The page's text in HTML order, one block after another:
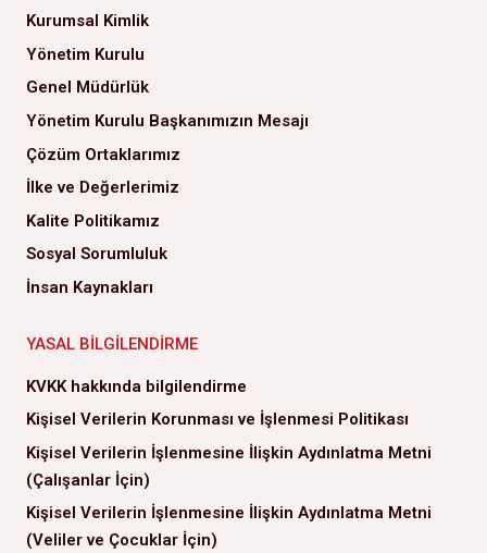
Kurumsal Kimlik
Yönetim Kurulu
Genel Müdürlük
Yönetim Kurulu Başkanımızın Mesajı
Çözüm Ortaklarımız
İlke ve Değerlerimiz
Kalite Politikamız
Sosyal Sorumluluk
İnsan Kaynakları
YASAL BILGILENDIRME
KVKK hakkında bilgilendirme
Kişisel Verilerin Korunması ve İşlenmesi Politikası
Kişisel Verilerin İşlenmesine İlişkin Aydınlatma Metni
(Çalışanlar İçin)
Kişisel Verilerin İşlenmesine İlişkin Aydınlatma Metni
(Veliler ve Çocuklar İçin)